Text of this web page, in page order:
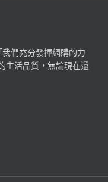
們充分發揮網購的力
生活品質，無論現在還